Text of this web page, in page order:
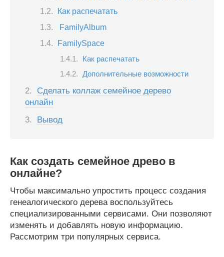
Как распечатать
FamilyAlbum
FamilySpace
Как распечатать
Дополнительные возможности
Сделать коллаж семейное дерево
онлайн
Вывод
Как создать семейное древо в
онлайне?
Чтобы максимально упростить процесс создания
генеалогического дерева воспользуйтесь
специализированными сервисами. Они позволяют
изменять и добавлять новую информацию.
Рассмотрим три популярных сервиса.